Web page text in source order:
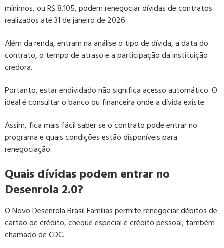
mínimos, ou R$ 8.105, podem renegociar dívidas de contratos
realizados até 31 de janeiro de 2026.
Além da renda, entram na análise o tipo de dívida, a data do
contrato, o tempo de atraso e a participação da instituição
credora.
Portanto, estar endividado não significa acesso automático. O
ideal é consultar o banco ou financeira onde a dívida existe.
Assim, fica mais fácil saber se o contrato pode entrar no
programa e quais condições estão disponíveis para
renegociação.
Quais dívidas podem entrar no
Desenrola 2.0?
O Novo Desenrola Brasil Famílias permite renegociar débitos de
cartão de crédito, cheque especial e crédito pessoal, também
chamado de CDC.